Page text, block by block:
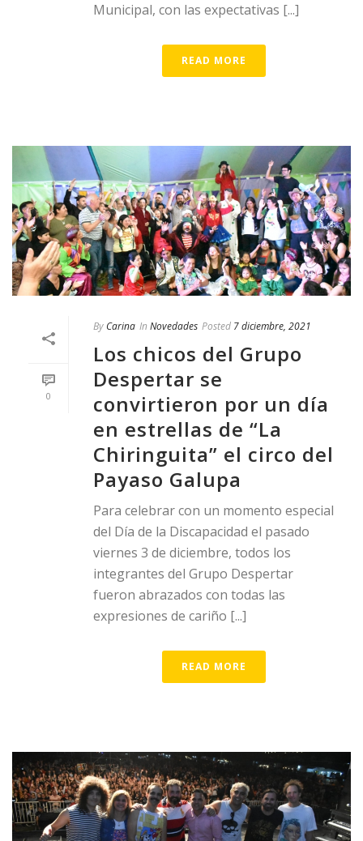
Municipal, con las expectativas [...]
READ MORE
0
By Carina In Novedades Posted 7 diciembre, 2021
Los chicos del Grupo
Despertar se
convirtieron por un día
en estrellas de “La
Chiringuita” el circo del
Payaso Galupa
Para celebrar con un momento especial
del Día de la Discapacidad el pasado
viernes 3 de diciembre, todos los
integrantes del Grupo Despertar
fueron abrazados con todas las
expresiones de cariño [...]
READ MORE